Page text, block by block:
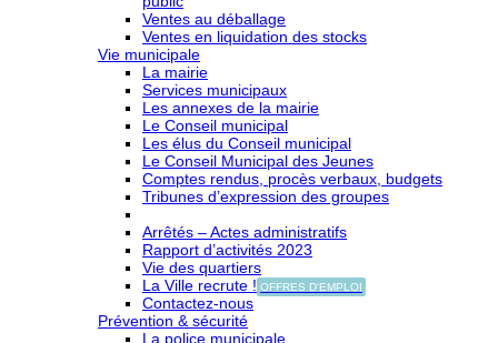
Ventes au déballage
Ventes en liquidation des stocks
Vie municipale
La mairie
Services municipaux
Les annexes de la mairie
Le Conseil municipal
Les élus du Conseil municipal
Le Conseil Municipal des Jeunes
Comptes rendus, procès verbaux, budgets
Tribunes d’expression des groupes
Arrêtés – Actes administratifs
Rapport d’activités 2023
Vie des quartiers
La Ville recrute ! OFFRES D'EMPLOI
Contactez-nous
Prévention & sécurité
La police municipale